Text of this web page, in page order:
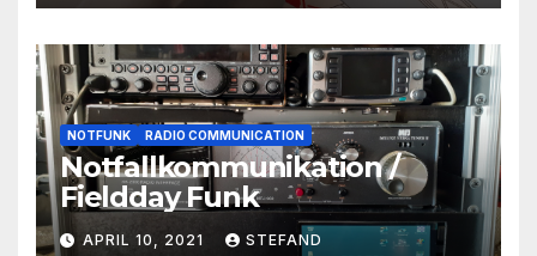
NOTFUNK RADIO COMMUNICATION
Notfallkommunikation /
Fieldday Funk
APRIL 10, 2021 STEFAND